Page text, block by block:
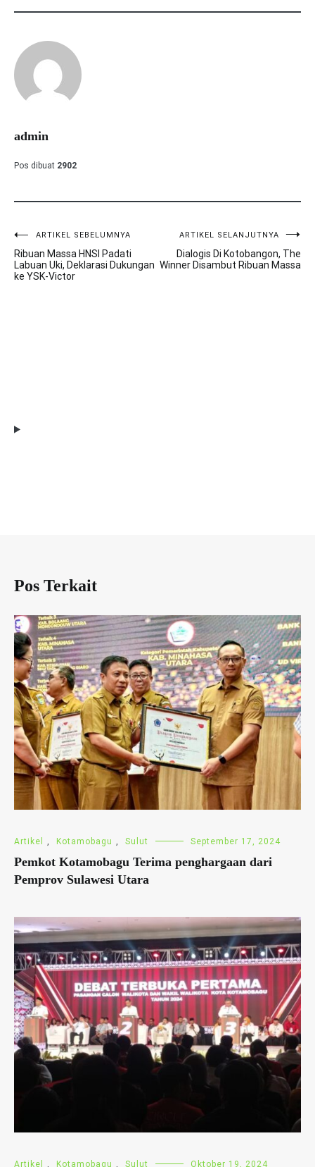
admin
Pos dibuat 2902
Navigasi
pos
ARTIKEL SEBELUMNYA
Ribuan Massa HNSI Padati
Labuan Uki, Deklarasi Dukungan
ke YSK-Victor
ARTIKEL SELANJUTNYA
Dialogis Di Kotobangon, The
Winner Disambut Ribuan Massa
Pos Terkait
Artikel , Kotamobagu , Sulut September 17, 2024
Pemkot Kotamobagu Terima penghargaan dari
Pemprov Sulawesi Utara
Artikel Kotamobagu Sulut Oktober 19, 2024